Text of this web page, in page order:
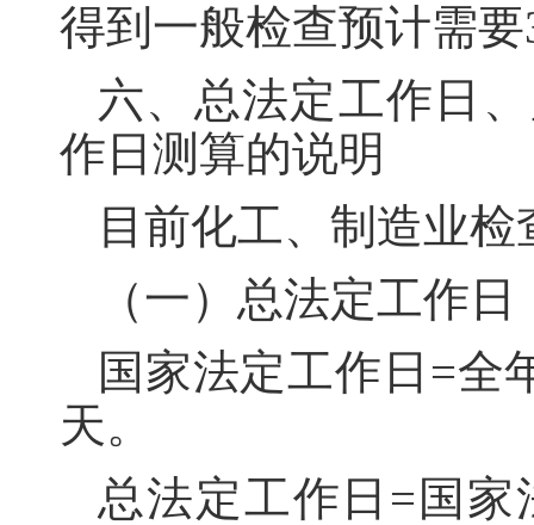
得到一般检查预计需
六、总法定工作日
作日测算的说明
目前化工、制造业
（一）总法定工作
国家法定工作日=全
天。
总法定工作日=国家